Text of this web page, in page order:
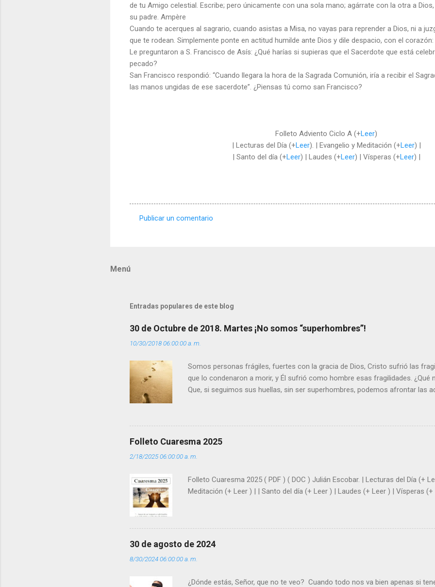
de tu Amigo celestial. Escribe; pero únicamente con una sola mano; agárrate con la otra a
su padre. Ampère
Cuando te acerques al sagrario, cuando asistas a Misa, no vayas para reprender a Dios, ni a
que te rodean. Simplemente ponte en actitud humilde ante Dios y dile despacio, con el corazón:
Le preguntaron a S. Francisco de Asís: ¿Qué harías si supieras que el Sacerdote que está
pecado?
San Francisco respondió: “Cuando llegara la hora de la Sagrada Comunión, iría a recibir el
las manos ungidas de ese sacerdote”. ¿Piensas tú como san Francisco?
Folleto Adviento Ciclo A (+Leer)
| Lecturas del Día (+Leer). | Evangelio y Meditación (+Leer) |
| Santo del día (+Leer) | Laudes (+Leer) | Vísperas (+Leer) |
a
Publicar un comentario
Menú
Entradas populares de este blog
30 de Octubre de 2018. Martes ¡No somos “superhombres”!
10/30/2018 06:00:00 a. m.
Somos personas frágiles, fuertes con la gracia de Dios, Cristo sufrió las
que lo condenaron a morir, y Él sufrió como hombre esas fragilidades. ¿Qué
Que, si seguimos sus huellas, sin ser superhombres, podemos afrontar las
que los demás se sientan acompañados y protegidos por nosotros. “
pero tú me das la savia para que al menos mis ramas y hojas den sombra
”. - ¿Te sientes super hombre? - ¿Superas tu fragilidad con la gracia de Dios?
(+ Leer ) |
Folleto Cuaresma 2025
2/18/2025 06:00:00 a. m.
Folleto Cuaresma 2025 ( PDF ) ( DOC ) Julián Escobar. | Lecturas del Día (+
Meditación (+ Leer ) | | Santo del día (+ Leer ) | Laudes (+ Leer ) | Vísperas (+
30 de agosto de 2024
8/30/2024 06:00:00 a. m.
¿Dónde estás, Señor, que no te veo? Cuando todo nos va bien apenas si